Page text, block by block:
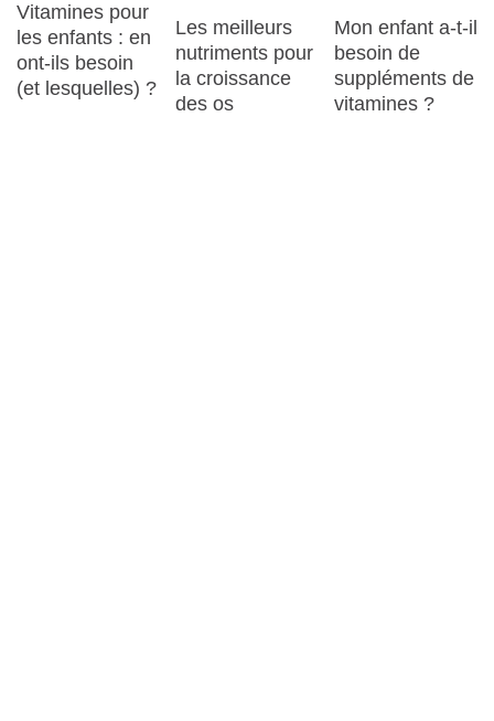
Vitamines pour
les enfants : en
ont-ils besoin
(et lesquelles) ?
Les meilleurs
nutriments pour
la croissance
des os
Mon enfant a-t-il
besoin de
suppléments de
vitamines ?